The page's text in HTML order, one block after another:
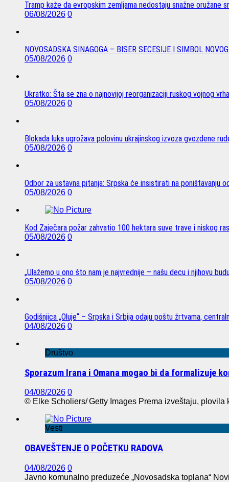
Tramp kaže da evropskim zemljama nedostaju snažne oružane
06/08/2026 0
NOVOSADSKA SINAGOGA – BISER SECESIJE I SIMBOL
05/08/2026 0
Ukratko: Šta se zna o najnovijoj reorganizaciji ruskog vojnog vrha
05/08/2026 0
Blokada luka ugrožava polovinu ukrajinskog izvoza gvozdene
05/08/2026 0
Odbor za ustavna pitanja: Srpska će insistirati na poništavanju
05/08/2026 0
Kod Zaječara požar zahvatio 100 hektara suve trave i niskog
05/08/2026 0
„Ulažemo u ono što nam je najvrednije – našu decu i njihovu
05/08/2026 0
Godišnjica „Oluje“ – Srpska i Srbija odaju poštu žrtvama,
04/08/2026 0
Društvo
Sporazum Irana i Omana mogao bi da formalizuje
04/08/2026 0
© Elke Scholiers/ Getty Images Prema izveštaju,
Vesti
OBAVEŠTENJE O POČETKU RADOVA
04/08/2026 0
Javno komunalno preduzeće „Novosadska toplana“